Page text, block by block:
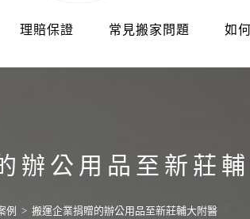
理賠保證 常見搬家問題 如
辦公用品至新莊
例 > 搬運企業捐贈的辦公用品至新莊輔大附醫